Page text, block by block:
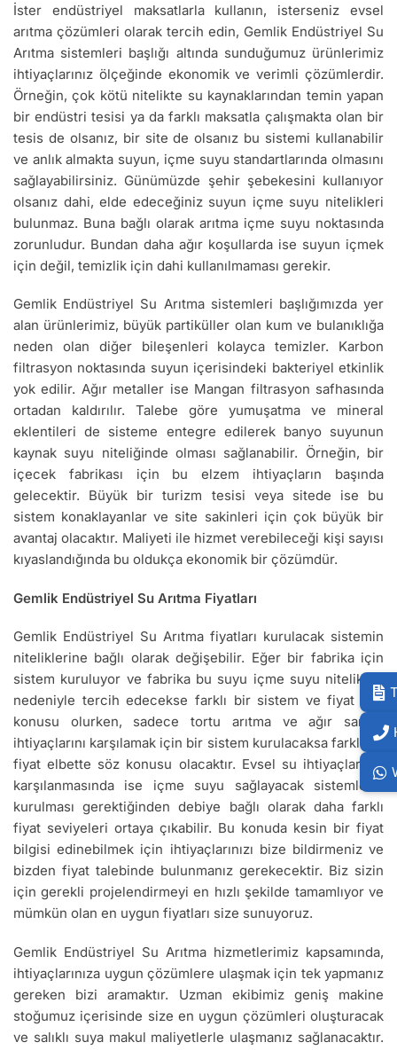
İster endüstriyel maksatlarla kullanın, isterseniz evsel
arıtma çözümleri olarak tercih edin, Gemlik Endüstriyel Su
Arıtma sistemleri başlığı altında sunduğumuz ürünlerimiz
ihtiyaçlarınız ölçeğinde ekonomik ve verimli çözümlerdir.
Örneğin, çok kötü nitelikte su kaynaklarından temin yapan
bir endüstri tesisi ya da farklı maksatla çalışmakta olan bir
tesis de olsanız, bir site de olsanız bu sistemi kullanabilir
ve anlık almakta suyun, içme suyu standartlarında olmasını
sağlayabilirsiniz. Günümüzde şehir şebekesini kullanıyor
olsanız dahi, elde edeceğiniz suyun içme suyu nitelikleri
bulunmaz. Buna bağlı olarak arıtma içme suyu noktasında
zorunludur. Bundan daha ağır koşullarda ise suyun içmek
için değil, temizlik için dahi kullanılmaması gerekir.
Gemlik Endüstriyel Su Arıtma sistemleri başlığımızda yer
alan ürünlerimiz, büyük partiküller olan kum ve bulanıklığa
neden olan diğer bileşenleri kolayca temizler. Karbon
filtrasyon noktasında suyun içerisindeki bakteriyel etkinlik
yok edilir. Ağır metaller ise Mangan filtrasyon safhasında
ortadan kaldırılır. Talebe göre yumuşatma ve mineral
eklentileri de sisteme entegre edilerek banyo suyunun
kaynak suyu niteliğinde olması sağlanabilir. Örneğin, bir
içecek fabrikası için bu elzem ihtiyaçların başında
gelecektir. Büyük bir turizm tesisi veya sitede ise bu
sistem konaklayanlar ve site sakinleri için çok büyük bir
avantaj olacaktır. Maliyeti ile hizmet verebileceği kişi sayısı
kıyaslandığında bu oldukça ekonomik bir çözümdür.
Gemlik Endüstriyel Su Arıtma Fiyatları
Gemlik Endüstriyel Su Arıtma fiyatları kurulacak sistemin
niteliklerine bağlı olarak değişebilir. Eğer bir fabrika için
sistem kuruluyor ve fabrika bu suyu içme suyu nitelikleri
nedeniyle tercih edecekse farklı bir sistem ve fiyat söz
konusu olurken, sadece tortu arıtma ve ağır sanayi
ihtiyaçlarını karşılamak için bir sistem kurulacaksa farklı bir
fiyat elbette söz konusu olacaktır. Evsel su ihtiyaçlarının
karşılanmasında ise içme suyu sağlayacak sistemlerin
kurulması gerektiğinden debiye bağlı olarak daha farklı
fiyat seviyeleri ortaya çıkabilir. Bu konuda kesin bir fiyat
bilgisi edinebilmek için ihtiyaçlarınızı bize bildirmeniz ve
bizden fiyat talebinde bulunmanız gerekecektir. Biz sizin
için gerekli projelendirmeyi en hızlı şekilde tamamlıyor ve
mümkün olan en uygun fiyatları size sunuyoruz.
Gemlik Endüstriyel Su Arıtma hizmetlerimiz kapsamında,
ihtiyaçlarınıza uygun çözümlere ulaşmak için tek yapmanız
gereken bizi aramaktır. Uzman ekibimiz geniş makine
stoğumuz içerisinde size en uygun çözümleri oluşturacak
ve salıklı suya makul maliyetlerle ulaşmanız sağlanacaktır.